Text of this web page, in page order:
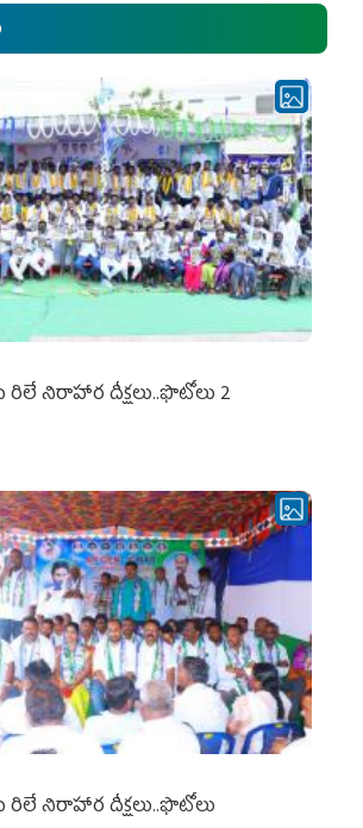
నిరాహార దీక్షలు..ఫొటోలు 2
నిరాహార దీక్షలు..ఫొటోలు